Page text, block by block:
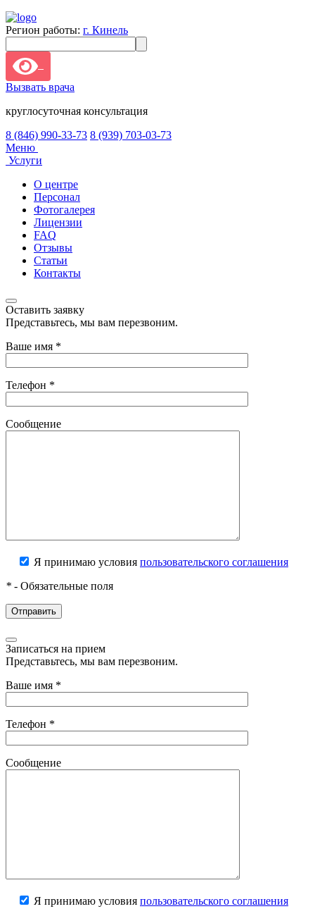
Регион работы: г. Кинель
Вызвать врача
круглосуточная консультация
8 (846) 990-33-73 8 (939) 703-03-73
Меню
Услуги
О центре
Персонал
Фотогалерея
Лицензии
FAQ
Отзывы
Статьи
Контакты
Оставить заявку
Представьтесь, мы вам перезвоним.
Ваше имя *
Телефон *
Сообщение
Я принимаю условия пользовательского соглашения
* - Обязательные поля
Записаться на прием
Представьтесь, мы вам перезвоним.
Ваше имя *
Телефон *
Сообщение
Я принимаю условия пользовательского соглашения